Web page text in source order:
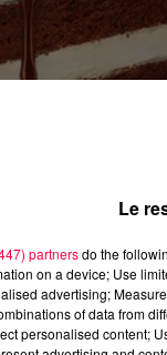
Le
partnersdo the
on a device; Use
advertising;
of data from
personalised content;